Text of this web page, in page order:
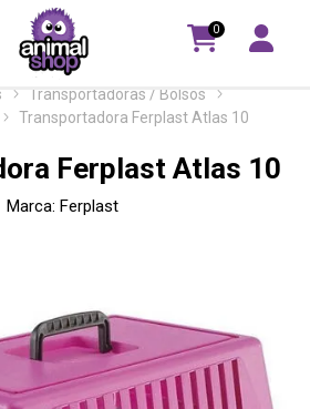
0
Transportadoras / Bolsos
Transportadora Ferplast Atlas 10
Ferplast Atlas 10
Marca: Ferplast